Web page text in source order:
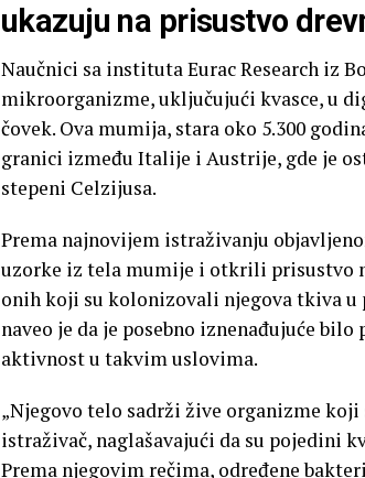
ukazuju na prisustvo
Naučnici sa instituta Eurac Research iz
mikroorganizme, uključujući kvasce, u
čovek. Ova mumija, stara oko 5.300
granici između Italije i Austrije, gde je
stepeni Celzijusa.
Prema najnovijem istraživanju
uzorke iz tela mumije i otkrili prisustvo
onih koji su kolonizovali njegova tkiva
naveo je da je posebno iznenađujuće
aktivnost u takvim uslovima.
„Njegovo telo sadrži žive organizme
istraživač, naglašavajući da su pojedini
Prema njegovim rečima, određene